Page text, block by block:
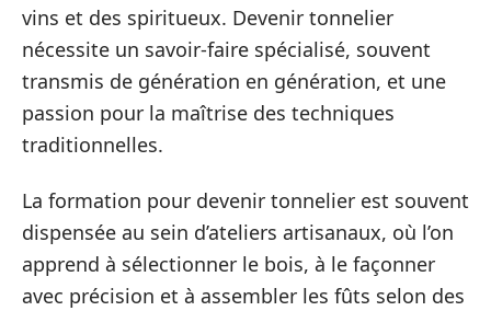
vins et des spiritueux. Devenir tonnelier
nécessite un savoir-faire spécialisé, souvent
transmis de génération en génération, et une
passion pour la maîtrise des techniques
traditionnelles.
La formation pour devenir tonnelier est souvent
dispensée au sein d’ateliers artisanaux, où l’on
apprend à sélectionner le bois, à le façonner
avec précision et à assembler les fûts selon des